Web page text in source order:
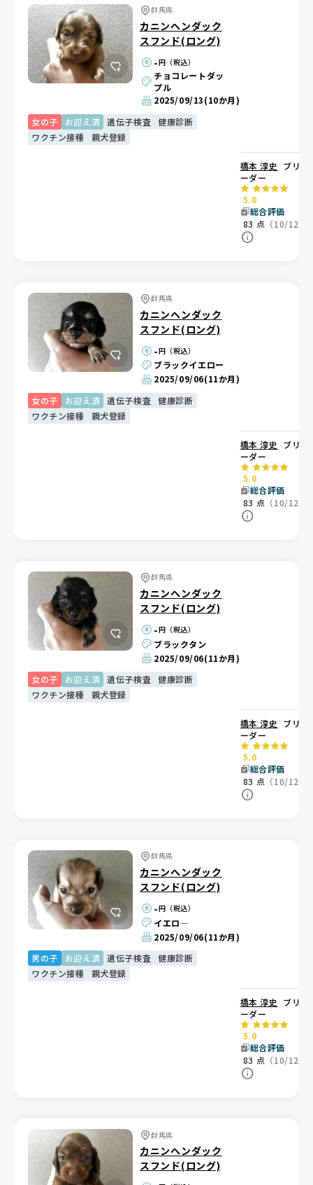
群馬県
カニンヘンダック
スフンド(ロング)
-円（税込）
チョコレートダッ
プル
2025/09/13(10か月)
女の子
お迎え済 遺伝子検査
健康診断
ワクチン接種
親犬登録
橋本 淳史 ブリ
ーダー
5.0
総合評価
83 点 （10/12）
群馬県
カニンヘンダック
スフンド(ロング)
-円（税込）
ブラックイエロー
2025/09/06(11か月)
女の子
お迎え済 遺伝子検査
健康診断
ワクチン接種
親犬登録
橋本 淳史 ブリ
ーダー
5.0
総合評価
83 点 （10/12）
群馬県
カニンヘンダック
スフンド(ロング)
-円（税込）
ブラックタン
2025/09/06(11か月)
女の子
お迎え済 遺伝子検査
健康診断
ワクチン接種
親犬登録
橋本 淳史 ブリ
ーダー
5.0
総合評価
83 点 （10/12）
群馬県
カニンヘンダック
スフンド(ロング)
-円（税込）
イエロ―
2025/09/06(11か月)
男の子
お迎え済 遺伝子検査
健康診断
ワクチン接種
親犬登録
橋本 淳史 ブリ
ーダー
5.0
総合評価
83 点 （10/12）
群馬県
カニンヘンダック
スフンド(ロング)